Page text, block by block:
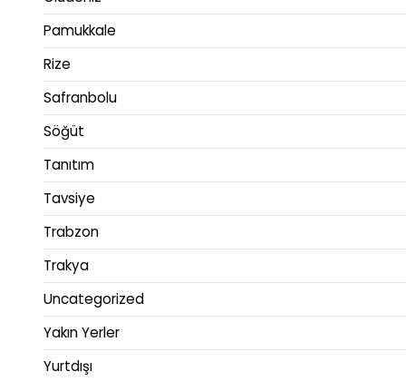
Pamukkale
Rize
Safranbolu
Söğüt
Tanıtım
Tavsiye
Trabzon
Trakya
Uncategorized
Yakın Yerler
Yurtdışı